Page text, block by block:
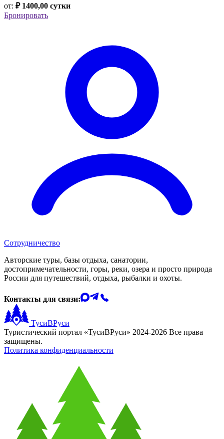
от: ₽ 1400,00 сутки
Бронировать
Сотрудничество
Авторские туры, базы отдыха, санатории,
достопримечательности, горы, реки, озера и просто природа
России для путешествий, отдыха, рыбалки и охоты.
Контакты для связи:
ТусиВРуси
Туристический портал «ТусиВРуси» 2024-2026 Все права
защищены.
Политика конфиденциальности